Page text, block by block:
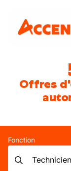
Offres
Fonction